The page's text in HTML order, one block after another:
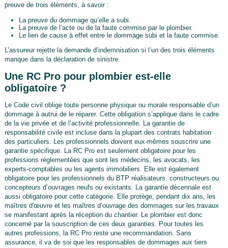
preuve de trois éléments, à savoir :
La preuve du dommage qu’elle a subi.
La preuve de l’acte ou de la faute commise par le plombier.
Le lien de cause à effet entre le dommage subi et la faute commise.
L’assureur rejette la demande d’indemnisation si l’un des trois éléments
manque dans la déclaration de sinistre.
Une RC Pro pour plombier est-elle
obligatoire ?
Le Code civil oblige toute personne physique ou morale responsable d’un
dommage à autrui de le réparer. Cette obligation s’applique dans le cadre
de la vie privée et de l’activité professionnelle. La garantie de
responsabilité civile est incluse dans la plupart des contrats habitation
des particuliers. Les professionnels doivent eux-mêmes souscrire une
garantie spécifique. La RC Pro est seulement obligatoire pour les
professions réglementées que sont les médecins, les avocats, les
experts-comptables ou les agents immobiliers. Elle est également
obligatoire pour les professionnels du BTP réalisateurs, constructeurs ou
concepteurs d’ouvrages neufs ou existants. La garantie décennale est
aussi obligatoire pour cette catégorie. Elle protège, pendant dix ans, les
maîtres d'œuvre et les maîtres d’ouvrage des dommages sur les travaux
se manifestant après la réception du chantier. Le plombier est donc
concerné par la souscription de ces deux garanties. Pour toutes les
autres professions, la RC Pro reste une recommandation. Sans
assurance, il va de soi que les responsables de dommages aux tiers